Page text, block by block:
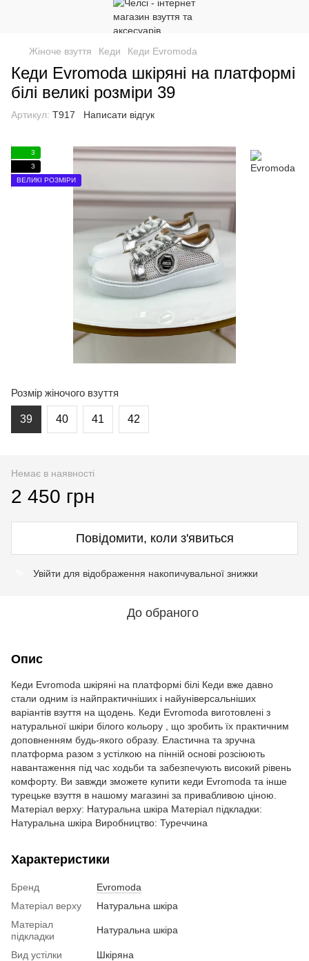
Жіноче взуття Кеди Кеди Evromoda
Кеди Evromoda шкіряні на платформі
білі великі розміри 39
Артикул: Т917 Написати відгук
3
3
ВЕЛИКІ РОЗМІРИ
Розмір жіночого взуття
39 40 41 42
Немає в наявності
2 450 грн
Повідомити, коли з'явиться
Увійти для відображення накопичувальної знижки
До обраного
Опис
Кеди Evromoda шкіряні на платформі білі Кеди вже давно
стали одним із найпрактичніших і найуніверсальніших
варіантів взуття на щодень. Кеди Evromoda виготовлені з
натуральної шкіри білого кольору , що зробить їх практичним
доповненням будь-якого образу. Еластична та зручна
платформа разом з устілкою на пінній основі розсіюють
навантаження під час ходьби та забезпечують високий рівень
комфорту. Ви завжди зможете купити кеди Evromoda та інше
турецьке взуття в нашому магазині за привабливою ціною.
Матеріал верху: Натуральна шкіра Матеріал підкладки:
Натуральна шкіра Виробництво: Туреччина
Характеристики
Бренд
Evromoda
Матеріал верху
Натуральна шкіра
Матеріал
підкладки
Натуральна шкіра
Вид устілки
Шкіряна